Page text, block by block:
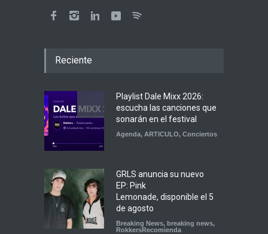
Reciente
Playlist Dale Mixx 2026:
escucha las canciones que
sonarán en el festival
Agenda, ARTICULO, Conciertos
GRLS anuncia su nuevo
EP: Pink
Lemonade, disponible el 5
de agosto
Breaking News, breaking news,
RokkersRecomienda